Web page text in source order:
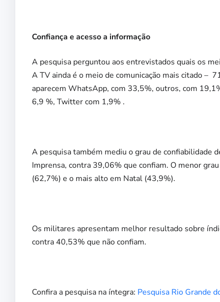
Confiança e acesso a informação
A pesquisa perguntou aos entrevistados quais os
A TV ainda é o meio de comunicação mais citado –
aparecem WhatsApp, com 33,5%, outros, com
6,9 %, Twitter com 1,9% .
A pesquisa também mediu o grau de confiabilidade
Imprensa, contra 39,06% que confiam. O menor
(62,7%) e o mais alto em Natal (43,9%).
Os militares apresentam melhor resultado sobre
contra 40,53% que não confiam.
Confira a pesquisa na íntegra: Pesquisa Rio Grande